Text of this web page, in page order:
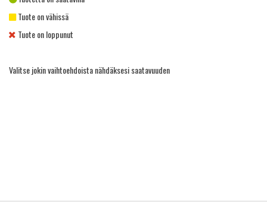
Tuote on vähissä
Tuote on loppunut
Valitse jokin vaihtoehdoista nähdäksesi saatavuuden